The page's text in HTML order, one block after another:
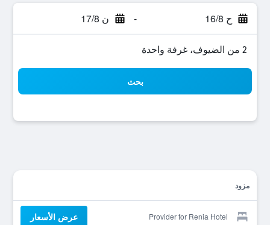
ح 16/8 - ن 17/8
2 من الضيوف، غرفة واحدة
بحث
مزود
Provider for Renia Hotel عرض الأسعار